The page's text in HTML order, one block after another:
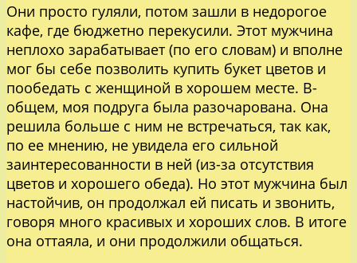
Они просто гуляли, потом зашли в недорогое
кафе, где бюджетно перекусили. Этот мужчина
неплохо зарабатывает (по его словам) и вполне
мог бы себе позволить купить букет цветов и
пообедать с женщиной в хорошем месте. В-
общем, моя подруга была разочарована. Она
решила больше с ним не встречаться, так как,
по ее мнению, не увидела его сильной
заинтересованности в ней (из-за отсутствия
цветов и хорошего обеда). Но этот мужчина был
настойчив, он продолжал ей писать и звонить,
говоря много красивых и хороших слов. В итоге
она оттаяла, и они продолжили общаться.